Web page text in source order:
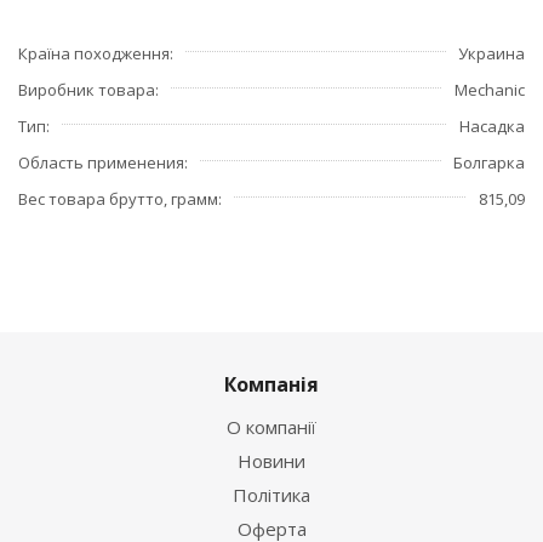
Країна походження
Украина
Виробник товара
Mechanic
Тип
Насадка
Область применения
Болгарка
Вес товара брутто, грамм
815,09
Компанія
О компанії
Новини
Політика
Оферта